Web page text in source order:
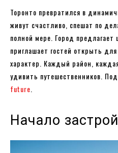
Торонто превратился в
живут счастливо, спешат по
полной мере. Город
приглашает гостей открыть
характер. Каждый район,
удивить путешественников.
future
Начало